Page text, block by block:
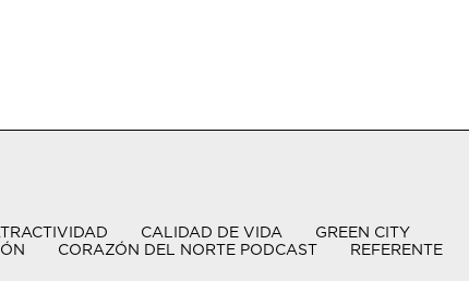
CALIDAD DE VIDA
GREEN CITY
CORAZÓN DEL NORTE PODCAST REFERENTE